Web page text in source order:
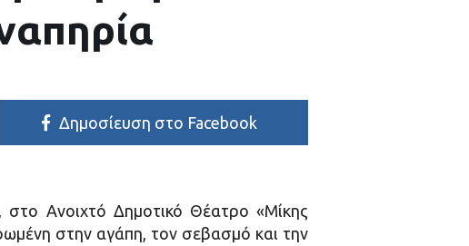
Δημοσίευση στο Facebook
Ανοιχτό Δημοτικό Θέατρο «Μίκης
στην αγάπη, τον σεβασμό και την